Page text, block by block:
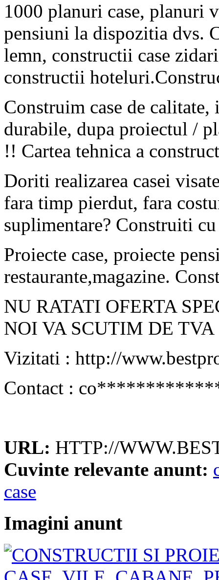
1000 planuri case, planuri
pensiuni la dispozitia dvs.
lemn, constructii case
constructii
Construim case de calitate,
durabile, dupa proiectul /
!! Cartea tehnica a
Doriti realizarea casei
fara timp pierdut, fara
suplimentare? Construiti
Proiecte case, proiecte
restaurante,magazine.
NU RATATI OFERTA
NOI VA SCUTIM DE TVA
Vizitati : http://
Contact : co
URL: HTTP://
Cuvinte relevante anunt:
case
Imagini anunt